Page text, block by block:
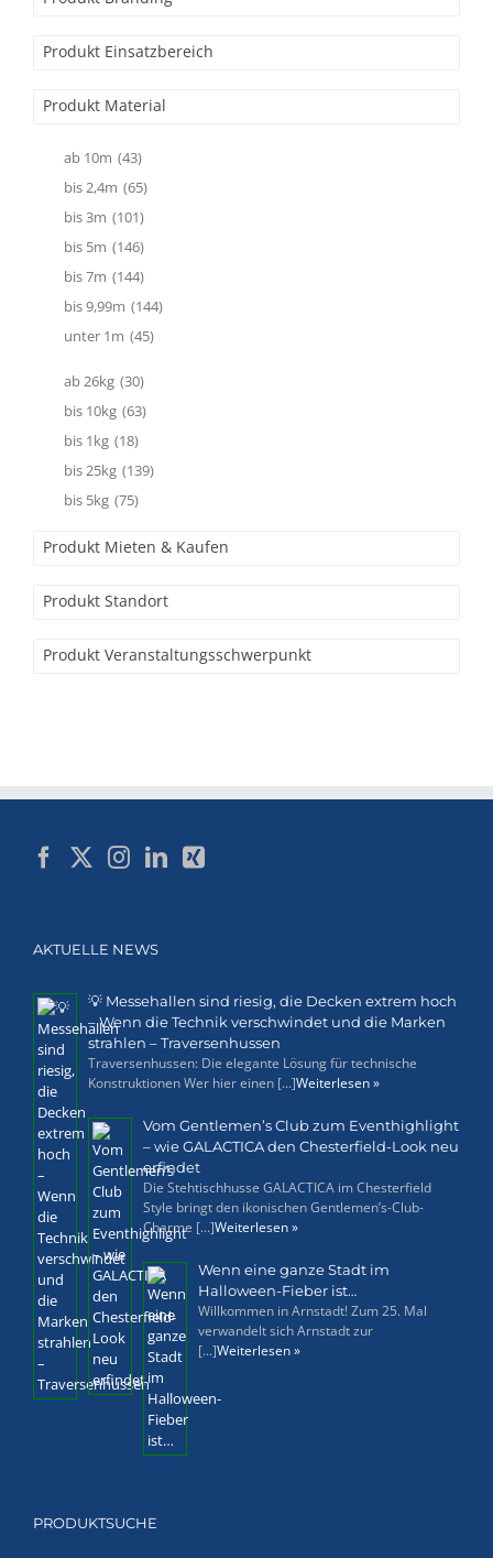
Produkt Einsatzbereich
Produkt Material
ab 10m (43)
bis 2,4m (65)
bis 3m (101)
bis 5m (146)
bis 7m (144)
bis 9,99m (144)
unter 1m (45)
ab 26kg (30)
bis 10kg (63)
bis 1kg (18)
bis 25kg (139)
bis 5kg (75)
Produkt Mieten & Kaufen
Produkt Standort
Produkt Veranstaltungsschwerpunkt
AKTUELLE NEWS
💡 Messehallen sind riesig, die Decken extrem hoch
– Wenn die Technik verschwindet und die Marken
strahlen – Traversenhussen
Traversenhussen: Die elegante Lösung für technische
Konstruktionen Wer hier einen [...]Weiterlesen »
Vom Gentlemen’s Club zum Eventhighlight
– wie GALACTICA den Chesterfield-Look neu
erfindet
Die Stehtischhusse GALACTICA im Chesterfield
Style bringt den ikonischen Gentlemen’s-Club-
Charme [...]Weiterlesen »
Wenn eine ganze Stadt im
Halloween-Fieber ist…
Willkommen in Arnstadt! Zum 25. Mal
verwandelt sich Arnstadt zur
[...]Weiterlesen »
PRODUKTSUCHE